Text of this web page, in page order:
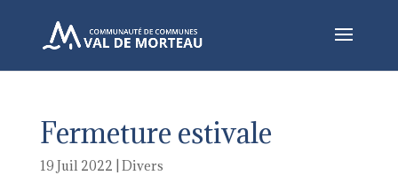
Fermeture estivale
19 Juil 2022 Divers